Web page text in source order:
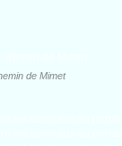
de Mimet